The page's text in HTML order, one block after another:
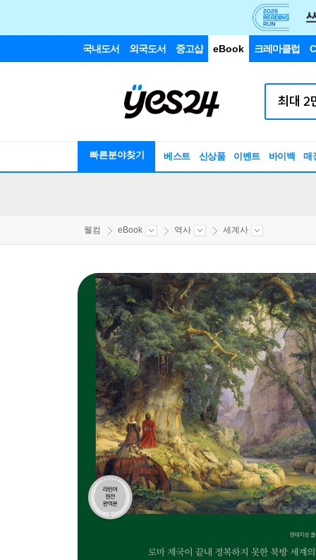
국내도서 외국도서 중고샵 eBook 크레마클럽
빠른분야찾기 베스트 신상품 이벤트 바이백 매
웰컴 eBook 역사 세계사